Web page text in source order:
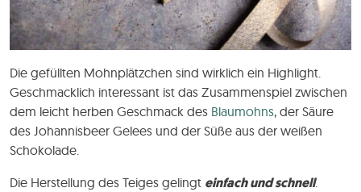
Die gefüllten Mohnplätzchen sind wirklich ein Highlight.
Geschmacklich interessant ist das Zusammenspiel zwischen
dem leicht herben Geschmack des Blaumohns, der Säure
des Johannisbeer Gelees und der Süße aus der weißen
Schokolade.
Die Herstellung des Teiges gelingt einfach und schnell.